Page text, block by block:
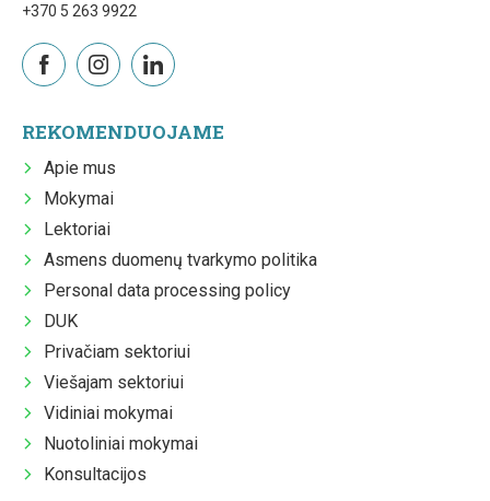
+370 5 263 9922
REKOMENDUOJAME
Apie mus
Mokymai
Lektoriai
Asmens duomenų tvarkymo politika
Personal data processing policy
DUK
Privačiam sektoriui
Viešajam sektoriui
Vidiniai mokymai
Nuotoliniai mokymai
Konsultacijos